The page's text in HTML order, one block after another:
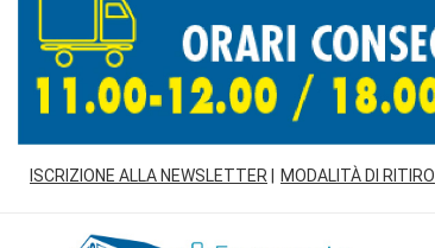
ISCRIZIONE ALLA NEWSLETTER MODALITÀ DI RITIRO
Farmacia